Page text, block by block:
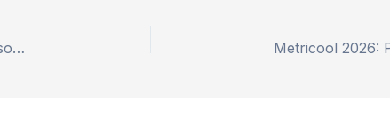
GetResponse 2026: Opinión Honesta tras 6 Meses de Uso Real (No es lo que Dicen los Demás)